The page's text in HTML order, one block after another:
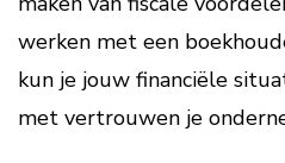
werken met een
kun je jouw financiële
met vertrouwen je